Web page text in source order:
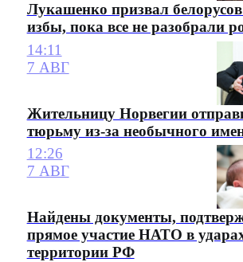
Лукашенко призвал
избы, пока все не разобрали
14:11
7 АВГ
Жительницу Норвегии
тюрьму из-за необычного
12:26
7 АВГ
Найдены документы,
прямое участие НАТО в
территории РФ